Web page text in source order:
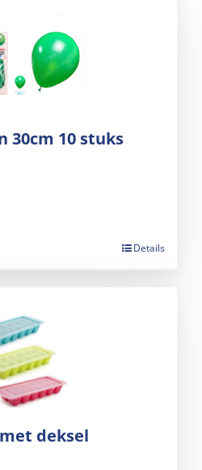
30cm 10 stuks
Details
deksel